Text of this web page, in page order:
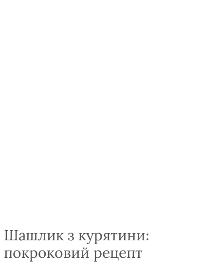
Шашлик з курятини:
покроковий рецепт